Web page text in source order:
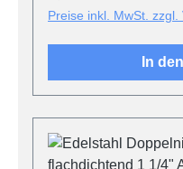
Preise inkl. MwSt. zzgl.
In